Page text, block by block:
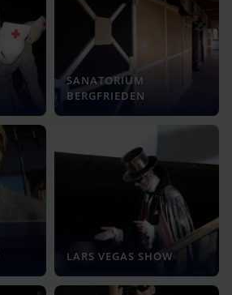
SANATORIUM
BERGFRIEDEN
LARS VEGAS SHOW